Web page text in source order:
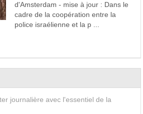
d'Amsterdam - mise à jour : Dans le
cadre de la coopération entre la
police israélienne et la p ...
journalière avec l'essentiel de la